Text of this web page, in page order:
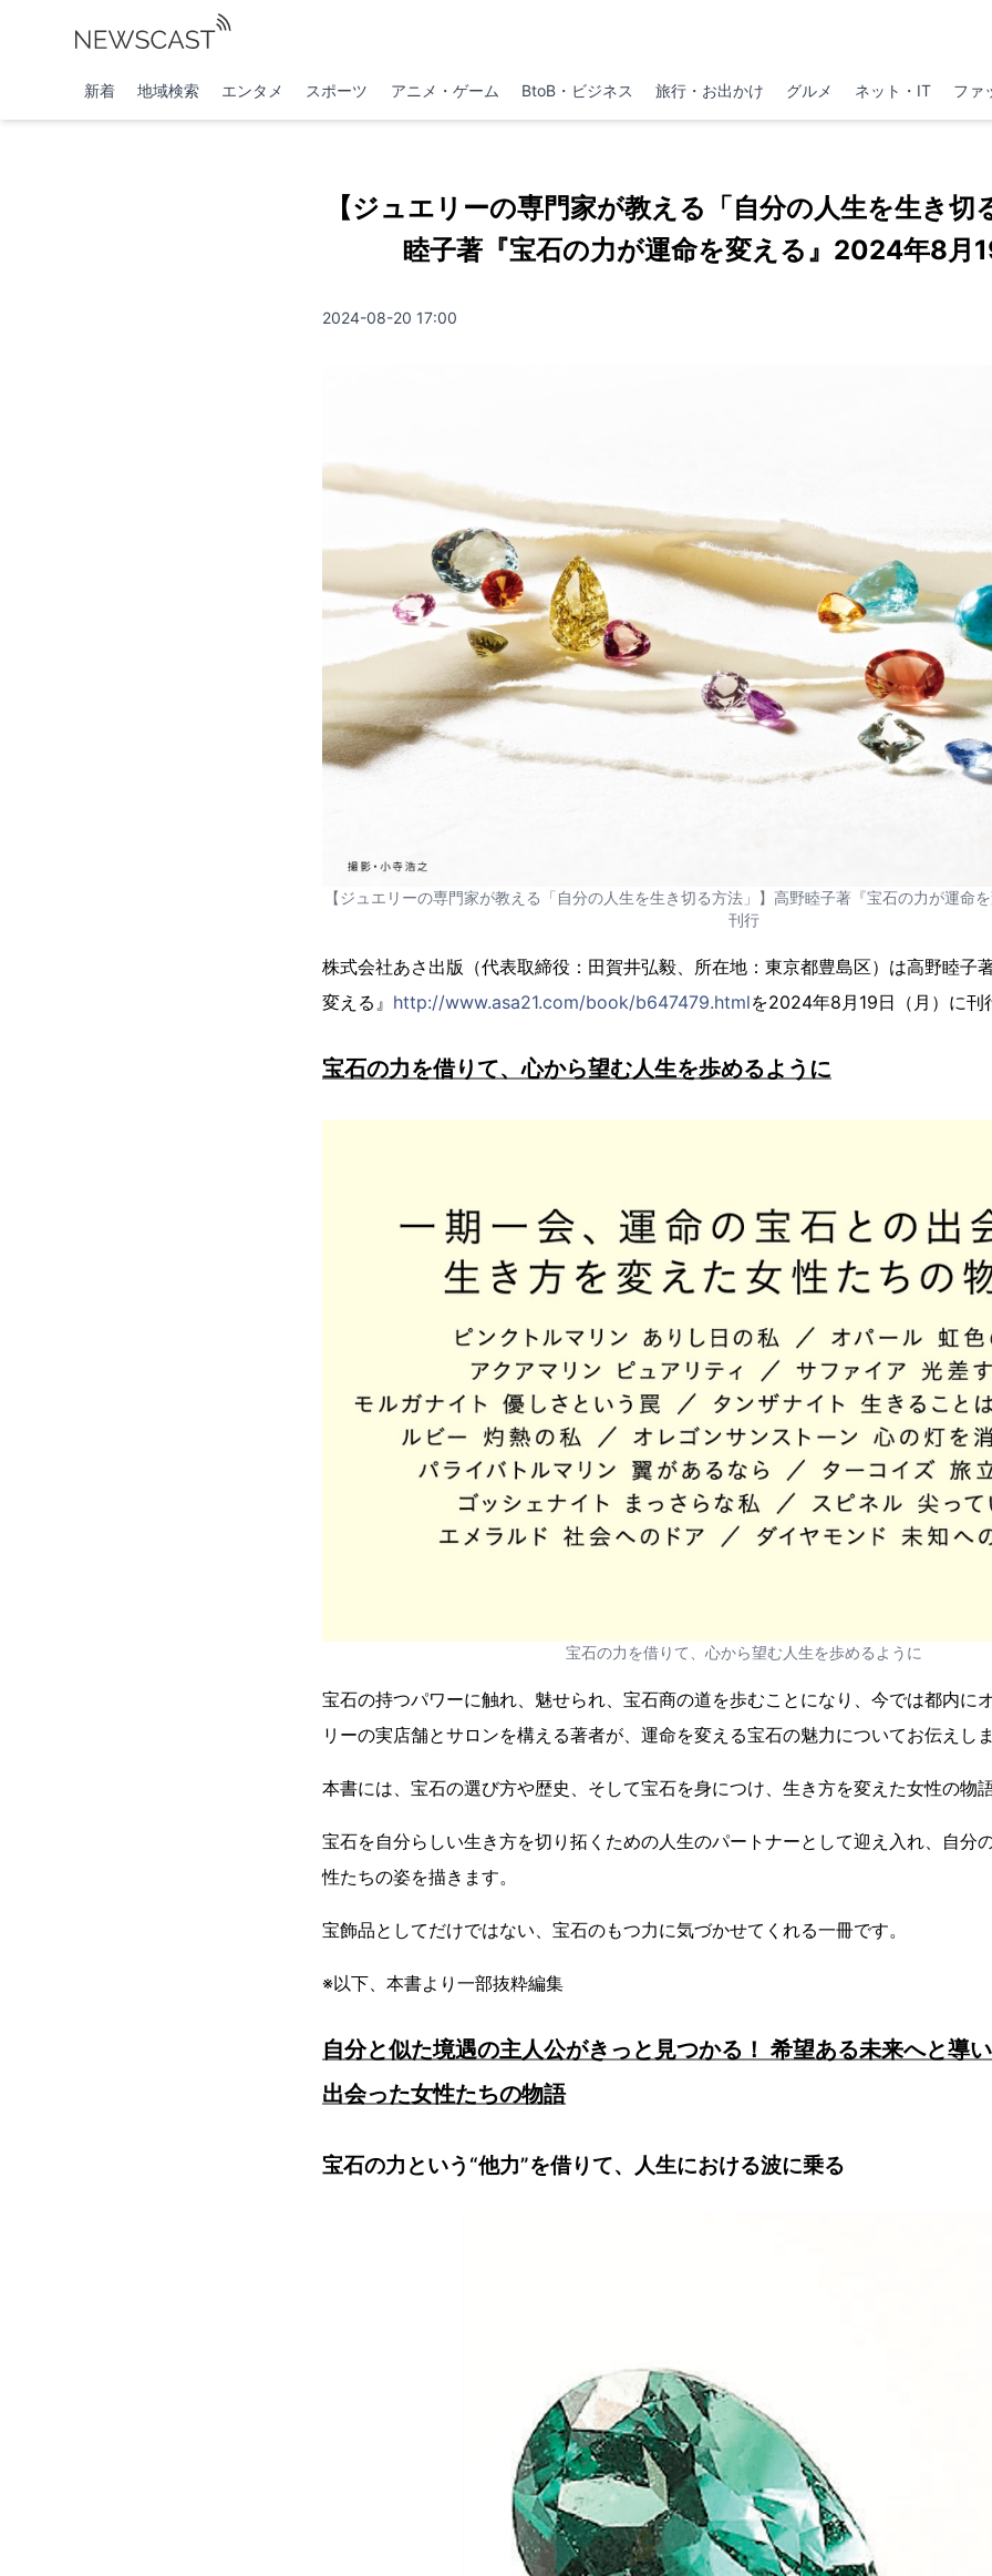
新着 地域検索 エンタメ スポーツ アニメ・ゲーム BtoB・ビジネス 旅行・お出かけ グルメ ネット・IT ファ
【ジュエリーの専門家が教える「自分の人生を生き切
睦子著『宝石の力が運命を変える』2024年8月
2024-08-20 17:00
【ジュエリーの専門家が教える「自分の人生を生き切る方法」】高野睦子著『宝石の力が運命
刊行
株式会社あさ出版（代表取締役：田賀井弘毅、所在地：東京都豊島区）は高野睦子
変える』 http://www.asa21.com/book/b647479.htmlを2024年8月19日（月）に刊
宝石の力を借りて、心から望む人生を歩めるように
宝石の力を借りて、心から望む人生を歩めるように
宝石の持つパワーに触れ、魅せられ、宝石商の道を歩むことになり、今では都内に
リーの実店舗とサロンを構える著者が、運命を変える宝石の魅力についてお伝えしま
本書には、宝石の選び方や歴史、そして宝石を身につけ、生き方を変えた女性の物語
宝石を自分らしい生き方を切り拓くための人生のパートナーとして迎え入れ、自分
性たちの姿を描きます。
宝飾品としてだけではない、宝石のもつ力に気づかせてくれる一冊です。
※以下、本書より一部抜粋編集
自分と似た境遇の主人公がきっと見つかる！ 希望ある未来へと導
出会った女性たちの物語
宝石の力という“他力”を借りて、人生における波に乗る